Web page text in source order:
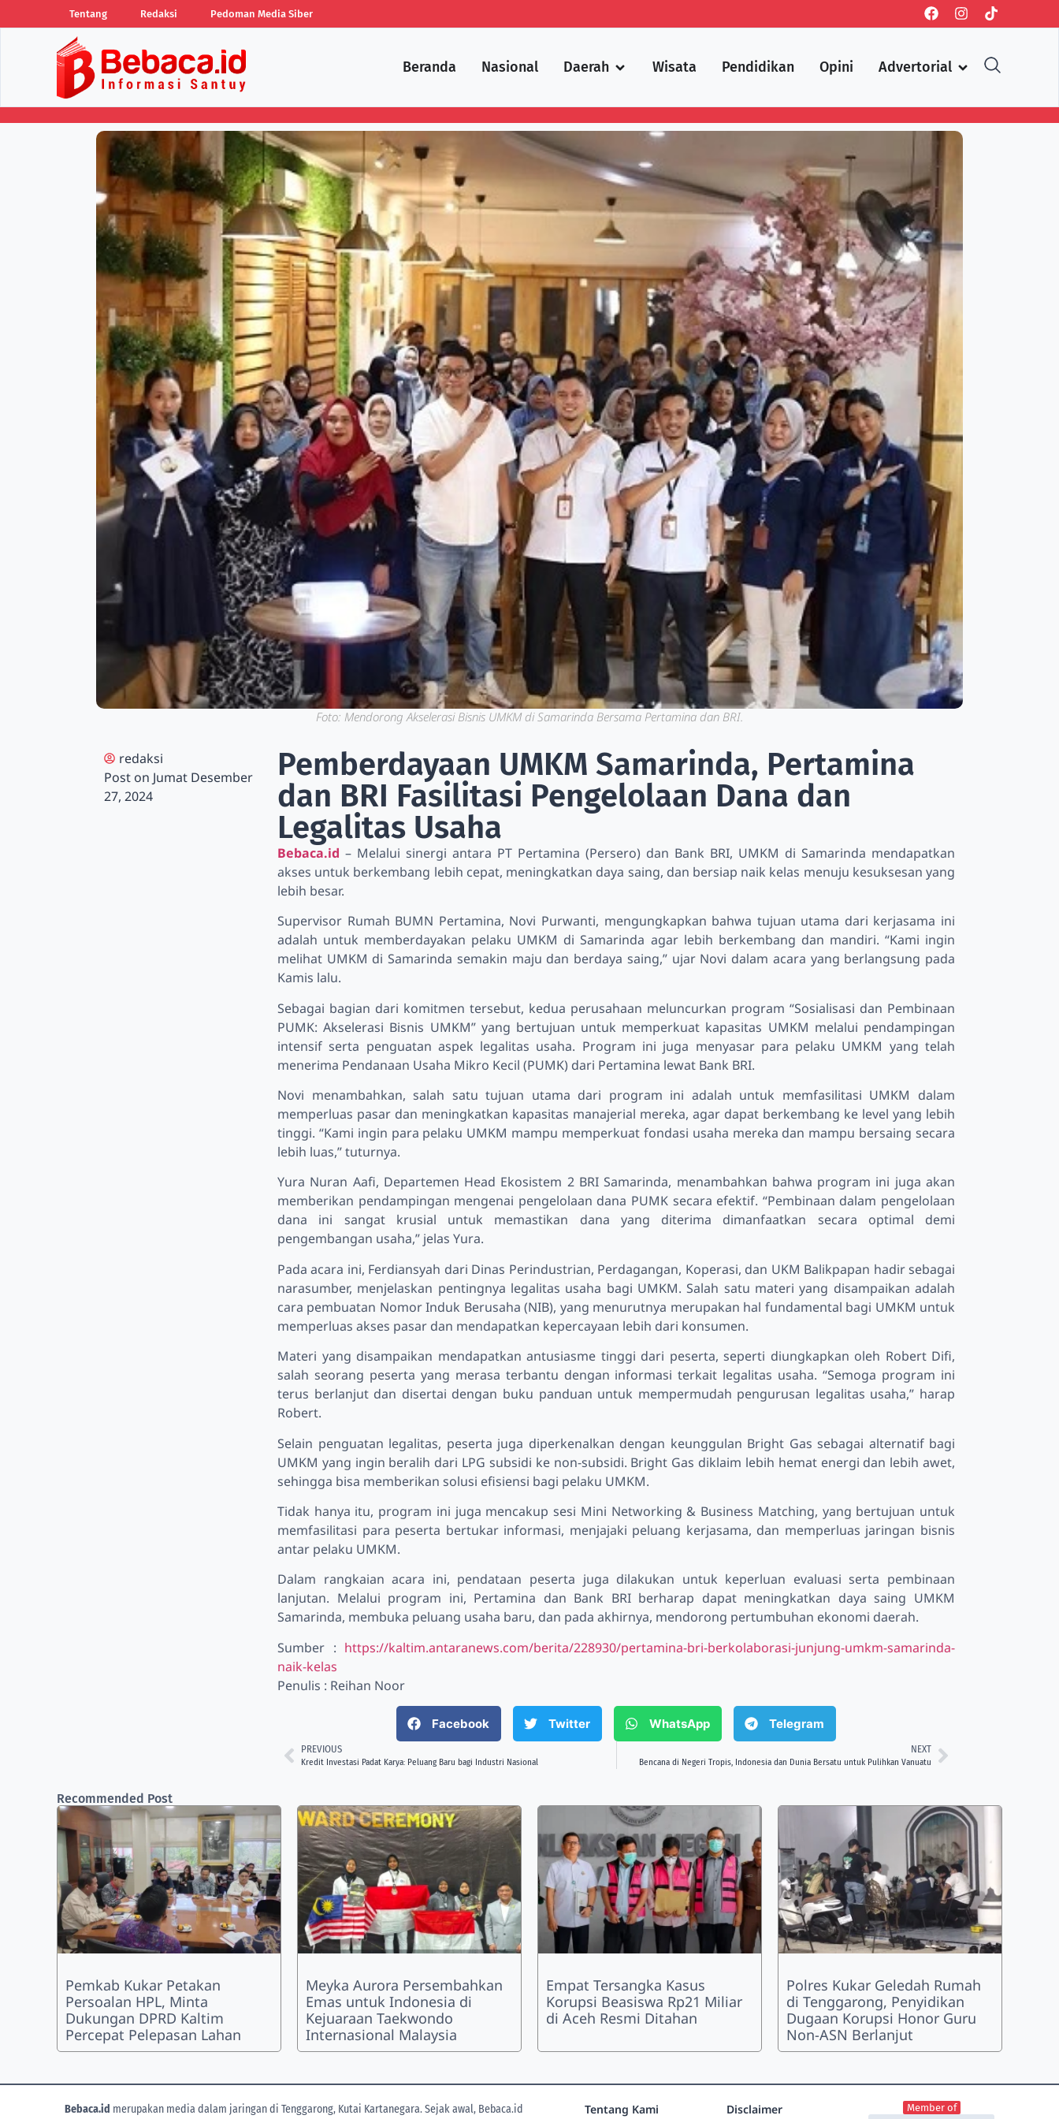
Tentang Redaksi Pedoman Media Siber
Beranda Nasional Daerah Wisata Pendidikan Opini Advertorial
Foto: Mendorong Akselerasi Bisnis UMKM di Samarinda Bersama Pertamina dan BRI.
redaksi
Post on Jumat Desember
27, 2024
Pemberdayaan UMKM Samarinda, Pertamina
dan BRI Fasilitasi Pengelolaan Dana dan
Legalitas Usaha
Bebaca.id – Melalui sinergi antara PT Pertamina (Persero) dan Bank BRI, UMKM di Samarinda mendapatkan
akses untuk berkembang lebih cepat, meningkatkan daya saing, dan bersiap naik kelas menuju kesuksesan yang
lebih besar.
Supervisor Rumah BUMN Pertamina, Novi Purwanti, mengungkapkan bahwa tujuan utama dari kerjasama ini
adalah untuk memberdayakan pelaku UMKM di Samarinda agar lebih berkembang dan mandiri. “Kami ingin
melihat UMKM di Samarinda semakin maju dan berdaya saing,” ujar Novi dalam acara yang berlangsung pada
Kamis lalu.
Sebagai bagian dari komitmen tersebut, kedua perusahaan meluncurkan program “Sosialisasi dan Pembinaan
PUMK: Akselerasi Bisnis UMKM” yang bertujuan untuk memperkuat kapasitas UMKM melalui pendampingan
intensif serta penguatan aspek legalitas usaha. Program ini juga menyasar para pelaku UMKM yang telah
menerima Pendanaan Usaha Mikro Kecil (PUMK) dari Pertamina lewat Bank BRI.
Novi menambahkan, salah satu tujuan utama dari program ini adalah untuk memfasilitasi UMKM dalam
memperluas pasar dan meningkatkan kapasitas manajerial mereka, agar dapat berkembang ke level yang lebih
tinggi. “Kami ingin para pelaku UMKM mampu memperkuat fondasi usaha mereka dan mampu bersaing secara
lebih luas,” tuturnya.
Yura Nuran Aafi, Departemen Head Ekosistem 2 BRI Samarinda, menambahkan bahwa program ini juga akan
memberikan pendampingan mengenai pengelolaan dana PUMK secara efektif. “Pembinaan dalam pengelolaan
dana ini sangat krusial untuk memastikan dana yang diterima dimanfaatkan secara optimal demi
pengembangan usaha,” jelas Yura.
Pada acara ini, Ferdiansyah dari Dinas Perindustrian, Perdagangan, Koperasi, dan UKM Balikpapan hadir sebagai
narasumber, menjelaskan pentingnya legalitas usaha bagi UMKM. Salah satu materi yang disampaikan adalah
cara pembuatan Nomor Induk Berusaha (NIB), yang menurutnya merupakan hal fundamental bagi UMKM untuk
memperluas akses pasar dan mendapatkan kepercayaan lebih dari konsumen.
Materi yang disampaikan mendapatkan antusiasme tinggi dari peserta, seperti diungkapkan oleh Robert Difi,
salah seorang peserta yang merasa terbantu dengan informasi terkait legalitas usaha. “Semoga program ini
terus berlanjut dan disertai dengan buku panduan untuk mempermudah pengurusan legalitas usaha,” harap
Robert.
Selain penguatan legalitas, peserta juga diperkenalkan dengan keunggulan Bright Gas sebagai alternatif bagi
UMKM yang ingin beralih dari LPG subsidi ke non-subsidi. Bright Gas diklaim lebih hemat energi dan lebih awet,
sehingga bisa memberikan solusi efisiensi bagi pelaku UMKM.
Tidak hanya itu, program ini juga mencakup sesi Mini Networking & Business Matching, yang bertujuan untuk
memfasilitasi para peserta bertukar informasi, menjajaki peluang kerjasama, dan memperluas jaringan bisnis
antar pelaku UMKM.
Dalam rangkaian acara ini, pendataan peserta juga dilakukan untuk keperluan evaluasi serta pembinaan
lanjutan. Melalui program ini, Pertamina dan Bank BRI berharap dapat meningkatkan daya saing UMKM
Samarinda, membuka peluang usaha baru, dan pada akhirnya, mendorong pertumbuhan ekonomi daerah.
Sumber : https://kaltim.antaranews.com/berita/228930/pertamina-bri-berkolaborasi-junjung-umkm-samarinda-
naik-kelas
Penulis : Reihan Noor
Facebook Twitter WhatsApp Telegram
PREVIOUS
Kredit Investasi Padat Karya: Peluang Baru bagi Industri Nasional
NEXT
Bencana di Negeri Tropis, Indonesia dan Dunia Bersatu untuk Pulihkan Vanuatu
Recommended Post
Pemkab Kukar Petakan
Persoalan HPL, Minta
Dukungan DPRD Kaltim
Percepat Pelepasan Lahan
Meyka Aurora Persembahkan
Emas untuk Indonesia di
Kejuaraan Taekwondo
Internasional Malaysia
Empat Tersangka Kasus
Korupsi Beasiswa Rp21 Miliar
di Aceh Resmi Ditahan
Polres Kukar Geledah Rumah
di Tenggarong, Penyidikan
Dugaan Korupsi Honor Guru
Non-ASN Berlanjut
Bebaca.id merupakan media dalam jaringan di Tenggarong, Kutai Kartanegara. Sejak awal, Bebaca.id
Tentang Kami
Disclaimer
Member of